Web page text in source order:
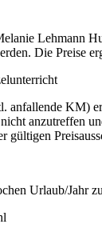
Lehmann
Die Preise
anfallende KM)
anzutreffen
gültigen
Urlaub/Jahr